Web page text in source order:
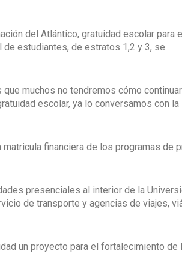
del Atlántico, gratuidad escolar para
estudiantes, de estratos 1,2 y 3, se
muchos no tendremos cómo continuar
escolar, ya lo conversamos con la
financiera de los programas de
presenciales al interior de la
de transporte y agencias de viajes,
un proyecto para el fortalecimiento de